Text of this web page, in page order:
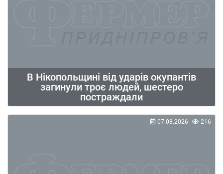
В Нікопольщині від ударів окупантів
загинули троє людей, шестеро
постраждали
07.08.2026 216